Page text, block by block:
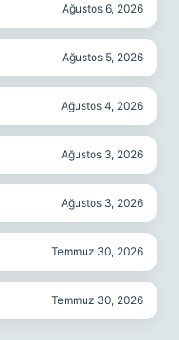
Ağustos 6, 2026
Ağustos 5, 2026
Ağustos 4, 2026
Ağustos 3, 2026
Ağustos 3, 2026
Temmuz 30, 2026
Temmuz 30, 2026